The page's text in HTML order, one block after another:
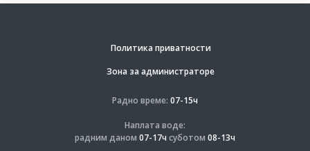
Политика приватности
Зона за администраторе
Радно време: 07-15ч
Наплата воде:
радним даном 07-17ч суботом 08-13ч